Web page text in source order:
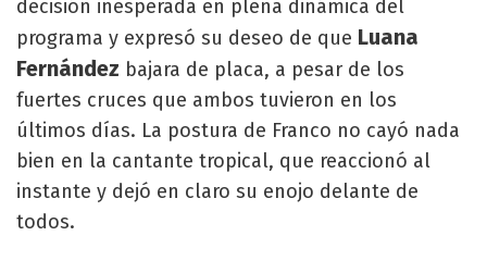
decisión inesperada en plena dinámica del
programa y expresó su deseo de que Luana
Fernández bajara de placa, a pesar de los
fuertes cruces que ambos tuvieron en los
últimos días. La postura de Franco no cayó nada
bien en la cantante tropical, que reaccionó al
instante y dejó en claro su enojo delante de
todos.